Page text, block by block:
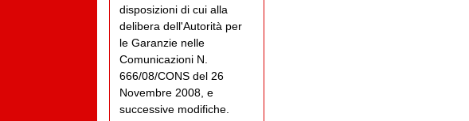
disposizioni di cui alla
delibera dell'Autorità per
le Garanzie nelle
Comunicazioni N.
666/08/CONS del 26
Novembre 2008, e
successive modifiche.